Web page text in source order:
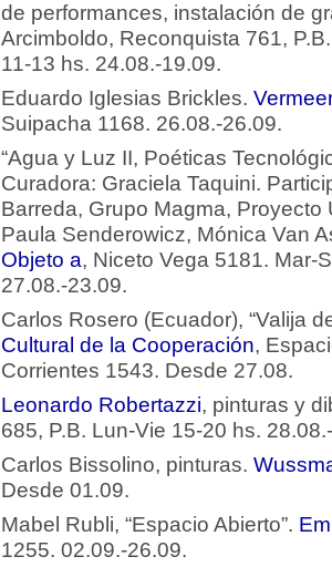
de performances, instalación de
Arcimboldo, Reconquista 761,
11-13 hs. 24.08.-19.09.
Eduardo Iglesias Brickles.
Suipacha 1168. 26.08.-26.09.
“Agua y Luz II, Poéticas
Curadora: Graciela Taquini.
Barreda, Grupo Magma, Proyecto
Paula Senderowicz, Mónica Van
Objeto a, Niceto Vega 5181. Mar-
27.08.-23.09.
Carlos Rosero (Ecuador), “Valija
Cultural de la Cooperación,
Corrientes 1543. Desde 27.08.
Leonardo Robertazzi, pinturas y
685, P.B. Lun-Vie 15-20 hs.
Carlos Bissolino, pinturas.
Desde 01.09.
Mabel Rubli, “Espacio Abierto”.
1255. 02.09.-26.09.